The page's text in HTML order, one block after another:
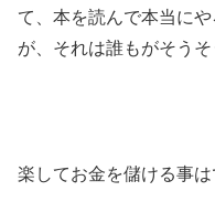
て、本を読んで本当に
が、それは誰もがそう
楽してお金を儲ける事は